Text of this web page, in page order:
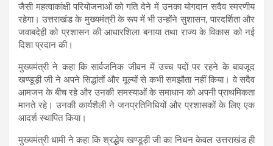
जैसी महत्वाकांक्षी परियोजनाओं को गति देने में उनका योगदान सदैव स्मरणीय
रहेगा। उत्तराखंड के मुख्यमंत्री के रूप में भी उन्होंने सुशासन, पारदर्शिता और
जवाबदेही को प्रशासन की आधारशिला बनाया तथा राज्य के विकास को नई
दिशा प्रदान की।
मुख्यमंत्री ने कहा कि सार्वजनिक जीवन में उच्च पदों पर रहने के बावजूद
खण्डूड़ी जी ने अपने सिद्धांतों और मूल्यों से कभी समझौता नहीं किया। वे सदैव
आमजन के बीच रहे और उनकी समस्याओं के समाधान को अपनी प्राथमिकता
मानते रहे। उनकी कार्यशैली ने जनप्रतिनिधियों और प्रशासकों के लिए एक
आदर्श स्थापित किया।
मुख्यमंत्री धामी ने कहा कि श्रद्धेय खण्डूड़ी जी का निधन केवल उत्तराखंड ही